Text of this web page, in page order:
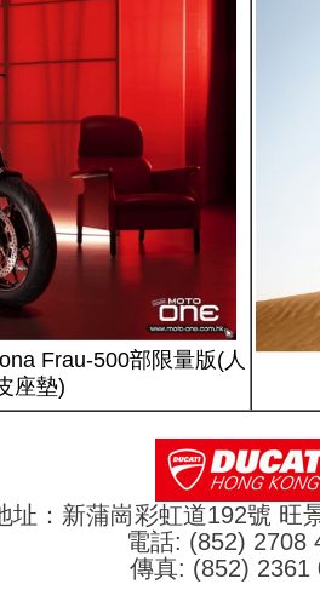
Frau-500部限量版(人
座墊)
址：新蒲崗彩虹道192號 旺
電話: (852) 2708
傳真: (852) 2361